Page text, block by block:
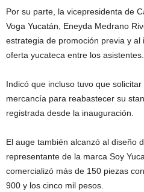
Por su parte, la vicepresidenta de
Voga Yucatán, Eneyda Medrano
estrategia de promoción previa y
oferta yucateca entre los asistentes.
Indicó que incluso tuvo que
mercancía para reabastecer su
registrada desde la inauguración.
El auge también alcanzó al diseño
representante de la marca Soy
comercializó más de 150 piezas
900 y los cinco mil pesos.